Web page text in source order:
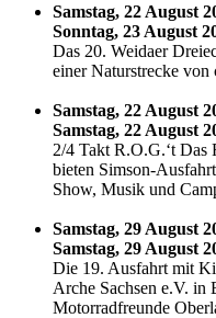
Samstag, 22 August
Sonntag, 23 August
Das 20. Weidaer
einer Naturstrecke von
Samstag, 22 August
Samstag, 22 August
2/4 Takt R.O.G.‘t Das
bieten Simson-
Show, Musik und
Samstag, 29 August
Samstag, 29 August
Die 19. Ausfahrt mit
Arche Sachsen e.V. in
Motorradfreunde